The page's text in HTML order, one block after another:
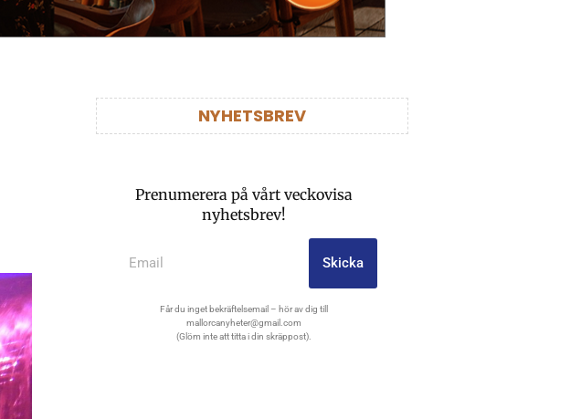
NYHETSBREV
Prenumerera på vårt veckovisa
nyhetsbrev!
Skicka
Får du inget bekräftelsemail – hör av dig till
mallorcanyheter@gmail.com
(Glöm inte att titta i din skräppost).